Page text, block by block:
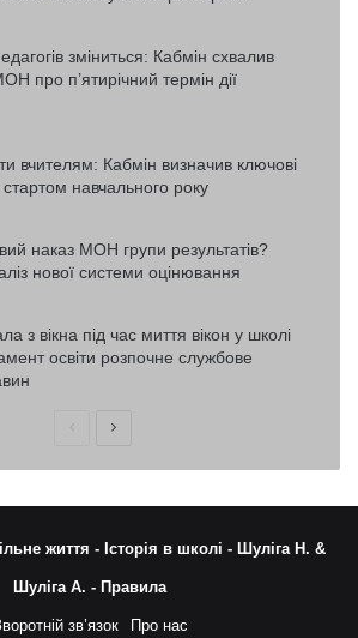
зміниться: Кабмін схвалив
про п’ятирічний термін дії
вчителям: Кабмін визначив ключові
навчального року
наказ МОН групи результатів?
нової системи оцінювання
з вікна під час миття вікон у школі
освіти розпочне службове
ПопередняНаступна
життя - Історія в школі - Шуліга Н. &
Шуліга А. - Правила
зв’язок Про нас